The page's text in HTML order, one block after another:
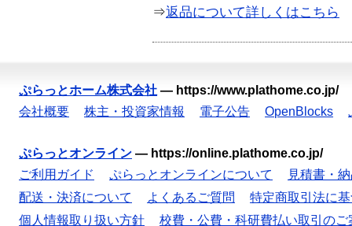
⇒返品について詳しくはこちら
ぷらっとホーム株式会社 — https://www.plathome.co.jp/
会社概要
株主・投資家情報 電子公告 OpenBlocks
ぷらっとオンライン — https://online.plathome.co.jp/
ご利用ガイド
ぷらっとオンラインについて
見積書・
配送・決済について
よくあるご質問
特定商取引法に
個人情報取り扱い方針
校費・公費・科研費払い取引のご